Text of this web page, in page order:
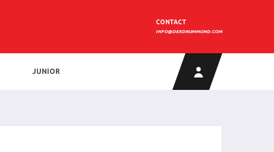
CONTACT
INFO@DEKDRUMMOND.COM
JUNIOR